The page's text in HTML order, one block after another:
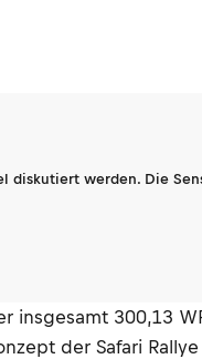
werden. Die
insgesamt 300,13
der Safari